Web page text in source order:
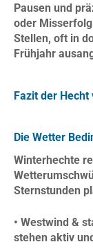
Pausen und
oder
Stellen, oft in
Frühjahr
Fazit der
Die Wetter
Winterhechte
Sternstunden
• Westwind &
stehen aktiv